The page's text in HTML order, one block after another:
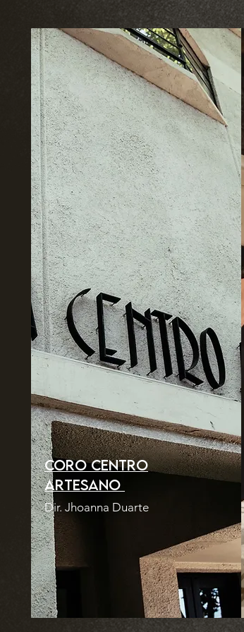
Coro Centro
Artesano
Dir. Jhoanna Duarte